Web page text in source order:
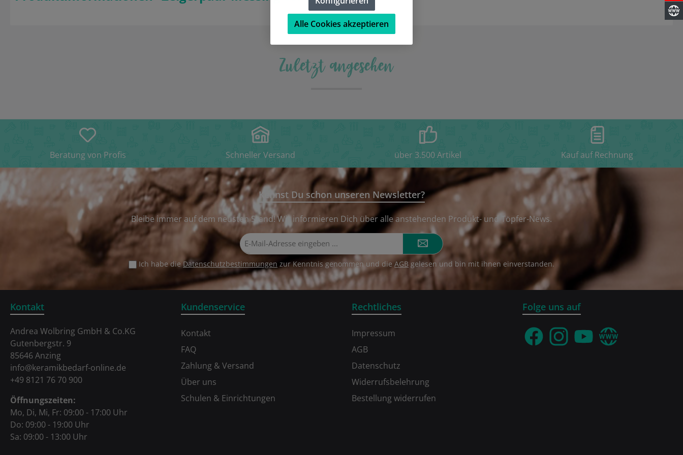
Zuletzt angesehen
Beratung von Profis Schneller Versand über 3.500 Artikel Kauf auf Rechnung
Kennst Du schon unseren Newsletter?
Bleibe immer auf dem neusten Stand! Wir informieren Dich über alle anstehenden Produkt- und Töpfer-News.
Mail-
Adresse*
Ich habe dieDatenschutzbestimmungen zur Kenntnis genommen und die AGB gelesen und bin mit ihnen einverstanden.
Kundenservice
Kontakt
FAQ
Zahlung & Versand
Über uns
Schulen & Einrichtungen
Rechtliches
Impressum
AGB
Datenschutz
Widerrufsbelehrung
Bestellung widerrufen
Kontakt
Andrea Wolbring GmbH & Co.KG
Gutenbergstr. 9
85646 Anzing
info@keramikbedarf-online.de
+49 8121 76 70 900
Öffnungszeiten:
Mo, Di, Mi, Fr: 09:00 - 17:00 Uhr
Do: 09:00 - 19:00 Uhr
Sa: 09:00 - 13:00 Uhr
Folge uns auf
FacebookInstagramYouTubeWebseite
Alle Cookies akzeptieren